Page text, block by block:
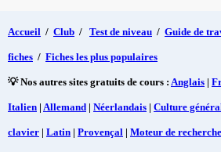
Accueil / Club / Test de niveau / Guide de
fiches / Fiches les plus populaires
💡 Nos autres sites gratuits de cours : Anglais |
Italien | Allemand | Néerlandais | Culture
clavier | Latin | Provençal | Moteur de